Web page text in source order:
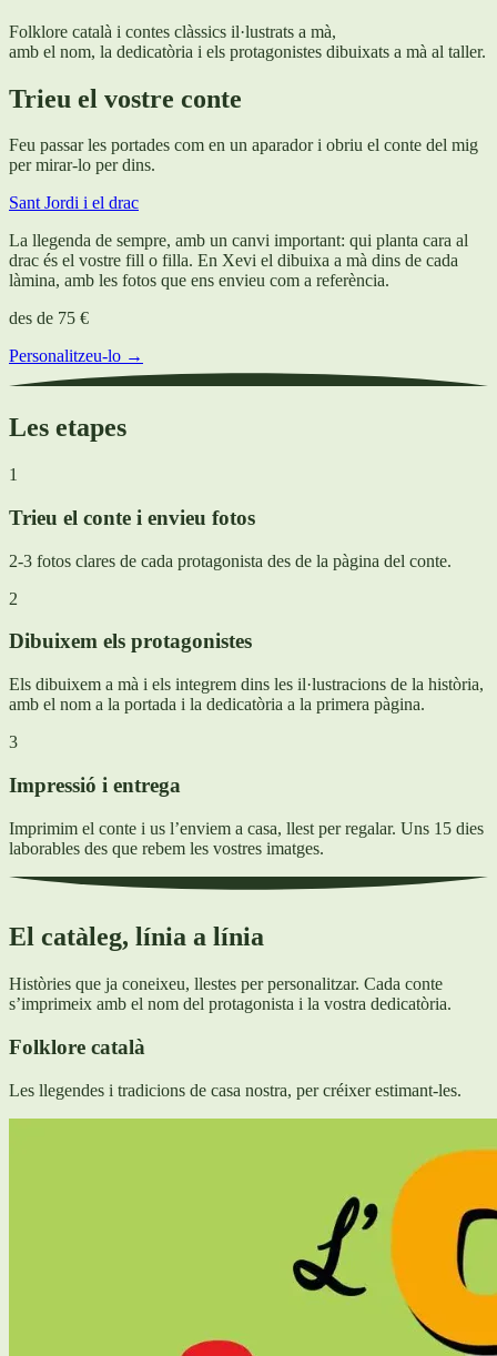
Folklore català i contes clàssics il·lustrats a mà,
amb el nom, la dedicatòria i els protagonistes dibuixats a mà al taller.
Trieu el vostre conte
Feu passar les portades com en un aparador i obriu el conte del mig
per mirar-lo per dins.
Sant Jordi i el drac
La llegenda de sempre, amb un canvi important: qui planta cara al
drac és el vostre fill o filla. En Xevi el dibuixa a mà dins de cada
làmina, amb les fotos que ens envieu com a referència.
des de 75 €
Personalitzeu-lo →
Les etapes
1
Trieu el conte i envieu fotos
2-3 fotos clares de cada protagonista des de la pàgina del conte.
2
Dibuixem els protagonistes
Els dibuixem a mà i els integrem dins les il·lustracions de la història,
amb el nom a la portada i la dedicatòria a la primera pàgina.
3
Impressió i entrega
Imprimim el conte i us l’enviem a casa, llest per regalar. Uns 15 dies
laborables des que rebem les vostres imatges.
El catàleg, línia a línia
Històries que ja coneixeu, llestes per personalitzar. Cada conte
s’imprimeix amb el nom del protagonista i la vostra dedicatòria.
Folklore català
Les llegendes i tradicions de casa nostra, per créixer estimant-les.